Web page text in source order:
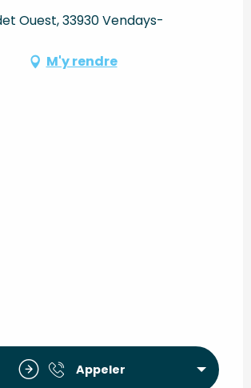
Ouest, 33930 Vendays-
M'y rendre
Appeler